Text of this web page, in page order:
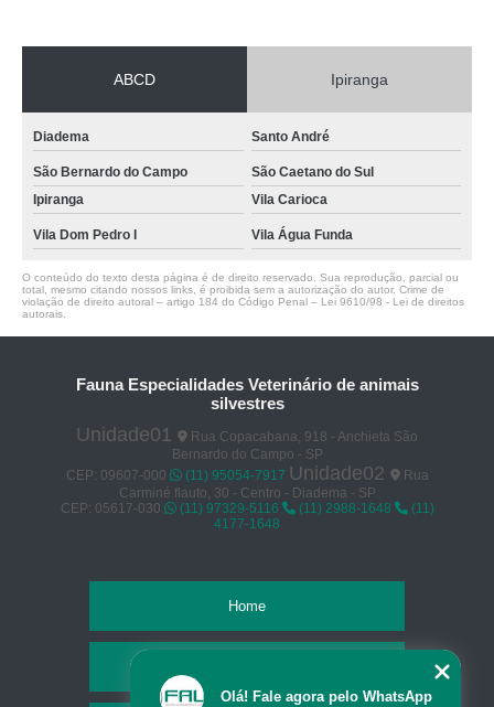
ABCD Ipiranga
Diadema Santo André
São Bernardo do Campo
São Caetano do Sul
Ipiranga
Vila Carioca
Vila Dom Pedro I Vila Água Funda
O conteúdo do texto desta página é de direito reservado. Sua reprodução, parcial ou
total, mesmo citando nossos links, é proibida sem a autorização do autor. Crime de
violação de direito autoral – artigo 184 do Código Penal – Lei 9610/98 - Lei de direitos
autorais
Fauna Especialidades Veterinário de animais
silvestres
Unidade01
Rua Copacabana, 918 - Anchieta São
Bernardo do Campo - SP
CEP: 09607-000
(11) 95054-7917 Unidade02
Rua
Carminé flauto, 30 - Centro - Diadema - SP
CEP: 05617-030
(11) 97329-5116 (11) 2988-1648
(11)
4177-1648
Home
Olá! Fale agora pelo WhatsApp